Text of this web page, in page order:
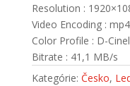
Resolution :
Video Encoding : mp4
Color Profile : D-
Bitrate : 41,1 MB/s
Kategórie: Česko,